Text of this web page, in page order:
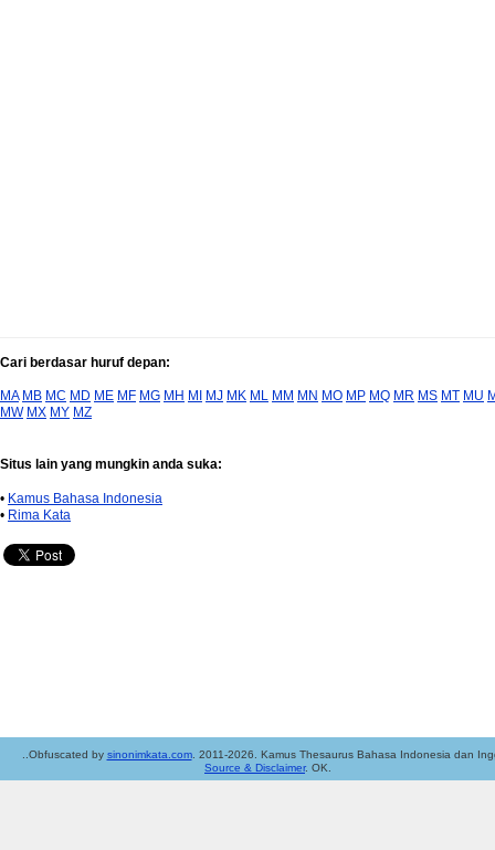
Cari berdasar huruf depan:
MA MB MC MD ME MF MG MH MI MJ MK ML MM MN MO MP MQ MR MS MT MU
MW MX MY MZ
Situs lain yang mungkin anda suka:
• Kamus Bahasa Indonesia
• Rima Kata
..Obfuscated by sinonimkata.com. 2011-2026. Kamus Thesaurus Bahasa Indonesia dan
Source & Disclaimer. OK.